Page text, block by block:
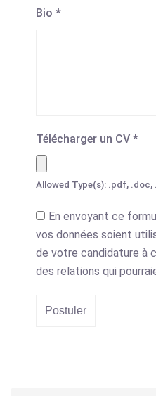
Bio *
Télécharger un CV *
Allowed Type(s): .pdf, .doc,
En envoyant ce
vos données soient
de votre candidature
des relations qui